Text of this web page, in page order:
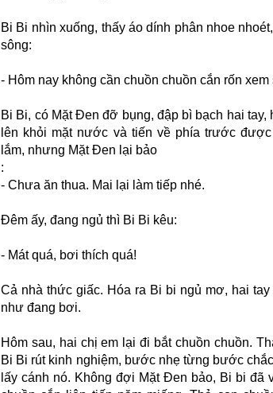
Bi Bi nhìn xuống, thấy áo dính phân nhoe
sông:
- Hôm nay không cần chuồn chuồn cắn rốn xem
Bi Bi, có Mặt Đen đỡ bụng, đập bì bạch hai tay,
lên khỏi mặt nước và tiến về phía trước
lắm, nhưng Mặt Đen lại bảo
:
- Chưa ăn thua. Mai lại làm tiếp nhé.
Đêm ấy, đang ngủ thì Bi Bi kêu:
- Mát quá, bơi thích quá!
Cả nhà thức giấc. Hóa ra Bi bi ngủ mơ, hai
như đang bơi.
Hôm sau, hai chị em lại đi bắt chuồn chuồn.
Bi Bi rút kinh nghiệm, bước nhẹ từng bước
lấy cánh nó. Không đợi Mặt Đen bảo, Bi bi đã